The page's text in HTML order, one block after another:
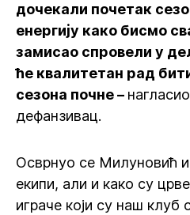
дочекали почетак
енергију како бисмо
замисао спровели у
ће квалитетан рад
сезона почне –
дефанзивац.
Осврнуо се Милуновић
екипи, али и како су
играче који су наш клуб